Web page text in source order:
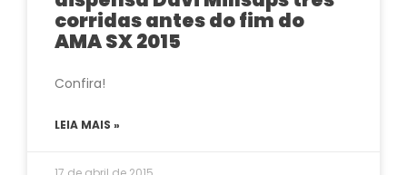
corridas antes do fim do
AMA SX 2015
Confira!
LEIA MAIS »